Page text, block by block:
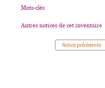
Mots-clés
Autres notices de cet inventaire
Notice précédente